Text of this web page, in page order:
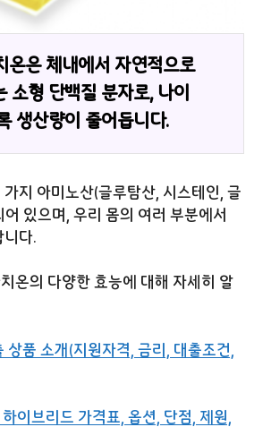
온은 체내에서 자연적으로
소형 단백질 분자로, 나이
생산량이 줄어듭니다.
지 아미노산(글루탐산, 시스테인, 글
있으며, 우리 몸의 여러 부분에서
다.
온의 다양한 효능에 대해 자세히 알
상품 소개(지원자격, 금리, 대출조건,
이브리드 가격표, 옵션, 단점, 제원,